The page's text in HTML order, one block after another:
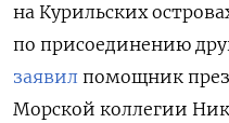
на Курильских
по присоединению
заявил помощник
Морской коллегии